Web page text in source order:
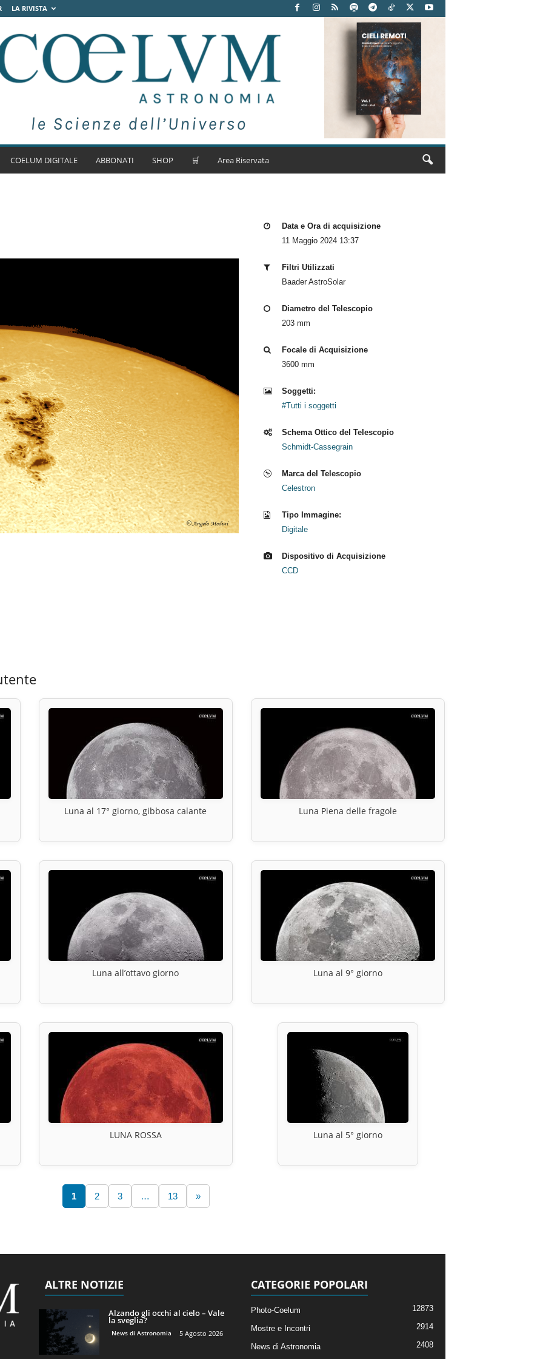
LA RIVISTA
COELUM DIGITALE ABBONATI SHOP 🛒 Area Riservata
Data e Ora di acquisizione
11 Maggio 2024 13:37
Filtri Utilizzati
Baader AstroSolar
Diametro del Telescopio
203 mm
Focale di Acquisizione
3600 mm
Soggetti:
#Tutti i soggetti
Schema Ottico del Telescopio
Schmidt-Cassegrain
Marca del Telescopio
Celestron
Tipo Immagine:
Digitale
Dispositivo di Acquisizione
CCD
Luna al 17° giorno, gibbosa calante Luna Piena delle fragole
Luna all’ottavo giorno Luna al 9° giorno
LUNA ROSSA Luna al 5° giorno
1 2 3 … 13 »
ALTRE NOTIZIE
Alzando gli occhi al cielo – Vale
la sveglia?
News di Astronomia 5 Agosto 2026
CATEGORIE POPOLARI
Photo-Coelum 12873
Mostre e Incontri 2914
News di Astronomia
2408